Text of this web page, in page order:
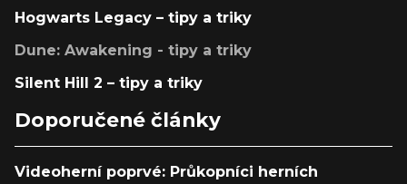
Hogwarts Legacy – tipy a triky
Dune: Awakening - tipy a triky
Silent Hill 2 – tipy a triky
Doporučené články
Videoherní poprvé: Průkopníci herních